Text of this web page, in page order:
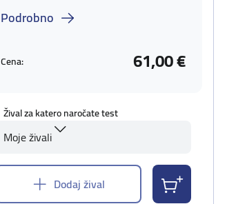
Podrobno
Cena: 61,00 €
Žival za katero naročate test
Moje živali
Dodaj žival